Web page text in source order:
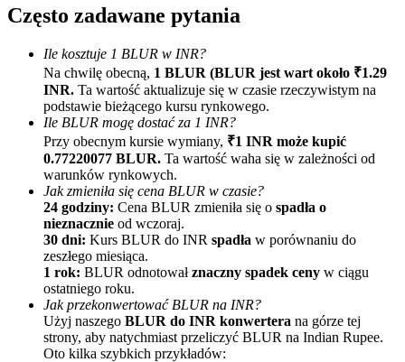
Polecaj
Zaproś przyjaciela, aby otrzymać nagrody pieniężne
BTC Welcome Rewards
Często zadawane pytania
Ile kosztuje 1 BLUR w INR?
Na chwilę obecną, 1 BLUR (BLUR jest wart około ₹1.29
INR. Ta wartość aktualizuje się w czasie rzeczywistym na
podstawie bieżącego kursu rynkowego.
Ile BLUR mogę dostać za 1 INR?
Przy obecnym kursie wymiany, ₹1 INR może kupić
0.77220077 BLUR. Ta wartość waha się w zależności od
warunków rynkowych.
Jak zmieniła się cena BLUR w czasie?
24 godziny: Cena BLUR zmieniła się o spadła o
nieznacznie od wczoraj.
30 dni: Kurs BLUR do INR spadła w porównaniu do
zeszłego miesiąca.
1 rok: BLUR odnotowałznaczny spadek ceny w ciągu
ostatniego roku.
Jak przekonwertować BLUR na INR?
Użyj naszego BLUR do INR konwertera na górze tej
strony, aby natychmiast przeliczyć BLUR na Indian Rupee.
Oto kilka szybkich przykładów: